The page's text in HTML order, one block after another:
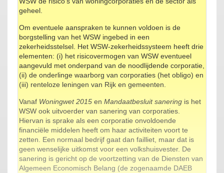
geheel.
Om eventuele aanspraken te kunnen voldoen is de
borgstelling van het WSW ingebed in een
zekerheidsstelsel. Het WSW-zekerheidssysteem heeft drie
elementen: (i) het risicovermogen van WSW eventueel
aangevuld met onderpand van de noodlijdende corporatie,
(ii) de onderlinge waarborg van corporaties (het obligo) en
(iii) renteloze leningen van Rijk en gemeenten.
Vanaf Woningwet 2015 en Mandaatbesluit sanering is het
WSW ook uitvoerder van sanering van corporaties.
Hiervan is sprake als een corporatie onvoldoende
financiële middelen heeft om haar activiteiten voort te
zetten. Een normaal bedrijf gaat dan failliet, maar dat is
geen wenselijke uitkomst voor een volkshuisvester. De
sanering is gericht op de voortzetting van de Diensten van
Algemeen Economisch Belang (de zogenaamde DAEB